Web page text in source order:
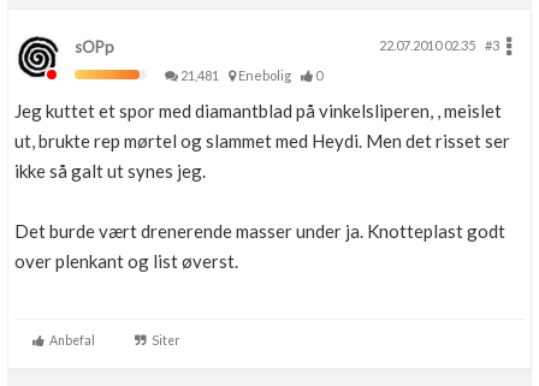
sOPp 22.07.2010 02.35
#3
21,481
Enebolig 0
Jeg kuttet et spor med diamantblad på vinkelsliperen, , meislet
ut, brukte rep mørtel og slammet med Heydi. Men det risset ser
ikke så galt ut synes jeg.
Det burde vært drenerende masser under ja. Knotteplast godt
over plenkant og list øverst.
Anbefal Siter